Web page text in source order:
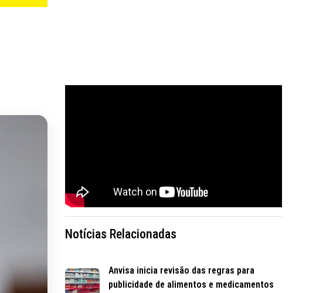
Notícias Relacionadas
Anvisa inicia revisão das regras para
publicidade de alimentos e medicamentos